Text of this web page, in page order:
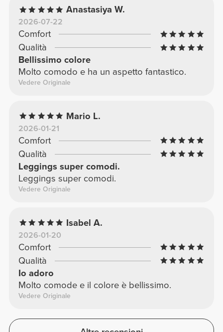
Anastasiya W.
2026-07-22
Comfort
Qualità
Bellissimo colore
Molto comodo e ha un aspetto fantastico.
Vedere Originale
Mario L.
2026-01-21
Comfort
Qualità
Leggings super comodi.
Leggings super comodi.
Vedere Originale
Isabel A.
2026-01-20
Comfort
Qualità
Io adoro
Molto comode e il colore è bellissimo.
Vedere Originale